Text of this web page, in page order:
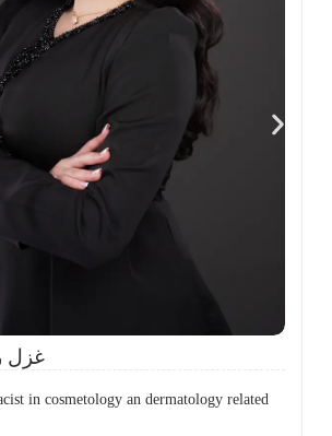
غزل
in cosmetology an dermatology related